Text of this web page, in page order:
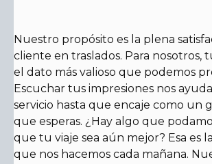
Nuestro propósito es la plena
cliente en traslados. Para nosotros,
el dato más valioso que podemos
Escuchar tus impresiones nos
servicio hasta que encaje como un
que esperas. ¿Hay algo que
que tu viaje sea aún mejor? Esa es
que nos hacemos cada mañana.